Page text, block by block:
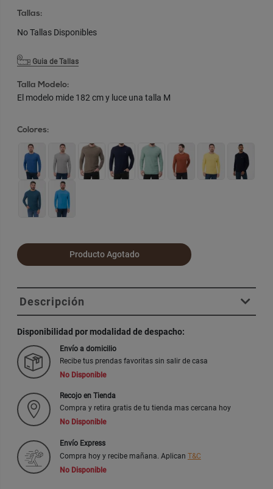
Tallas:
No Tallas Disponibles
Guia de Tallas
Talla Modelo:
El modelo mide 182 cm y luce una talla M
Colores:
Producto Agotado
Descripción
Disponibilidad por modalidad de despacho:
Envío a domicilio
Recibe tus prendas favoritas sin salir de casa
No Disponible
Recojo en Tienda
Compra y retira gratis de tu tienda mas cercana hoy
No Disponible
Envío Express
Compra hoy y recibe mañana. Aplican T&C
No Disponible